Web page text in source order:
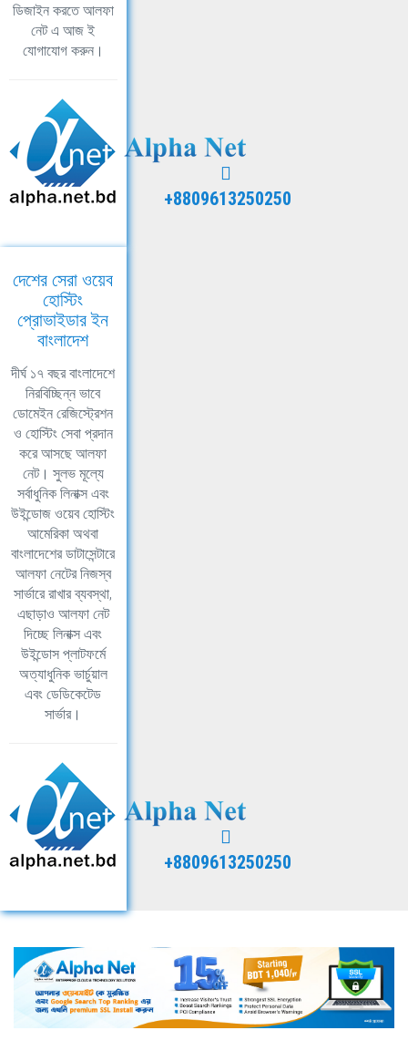
ডিজাইন করতে আলফা
নেট এ আজ ই
যোগাযোগ করুন।
+8809613250250
দেশের সেরা ওয়েব
হোস্টিং
প্রোভাইডার ইন
বাংলাদেশ
দীর্ঘ ১৭ বছর বাংলাদেশে
নিরবিচ্ছিন্ন ভাবে
ডোমেইন রেজিস্ট্রেশন
ও হোস্টিং সেবা প্রদান
করে আসছে আলফা
নেট। সুলভ মূল্যে
সর্বাধুনিক লিনাক্স এবং
উইন্ডোজ ওয়েব হোস্টিং
আমেরিকা অথবা
বাংলাদেশের ডাটাসেন্টারে
আলফা নেটের নিজস্ব
সার্ভারে রাখার ব্যবস্থা,
এছাড়াও আলফা নেট
দিচ্ছে লিনাক্স এবং
উইন্ডোস প্লাটফর্মে
অত্যাধুনিক ভার্চুয়াল
এবং ডেডিকেটেড
সার্ভার।
+8809613250250